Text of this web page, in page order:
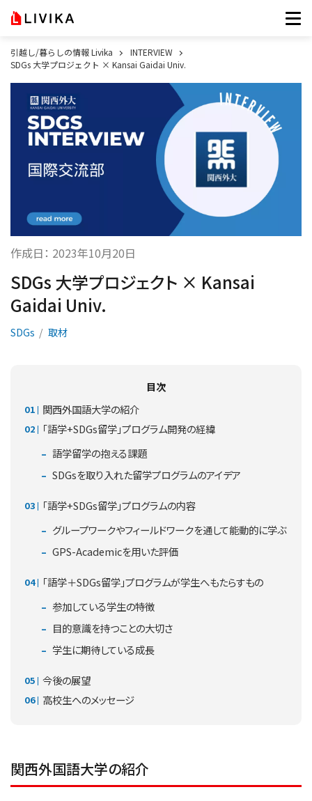
引越し/暮らしの情報 Livika
INTERVIEW
SDGs 大学プロジェクト × Kansai Gaidai Univ.
作成日： 2023年10月20日
SDGs 大学プロジェクト × Kansai
Gaidai Univ.
SDGs 取材
目次
関西外国語大学の紹介
「語学+SDGs留学」プログラム開発の経緯
語学留学の抱える課題
SDGsを取り入れた留学プログラムのアイデア
「語学+SDGs留学」プログラムの内容
グループワークやフィールドワークを通して能動的に学ぶ
GPS-Academicを用いた評価
「語学＋SDGs留学」プログラムが学生へもたらすもの
参加している学生の特徴
目的意識を持つことの大切さ
学生に期待している成長
今後の展望
高校生へのメッセージ
関西外国語大学の紹介